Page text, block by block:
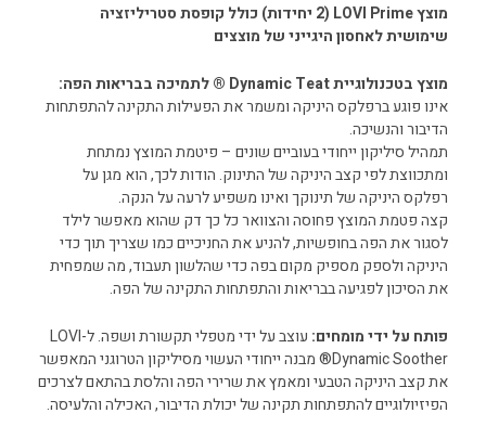
מוצץ LOVI Prime (2 יחידות) כולל קופסת סטריליזציה
שימושית לאחסון היגייני של מוצצים
מוצץ בטכנולוגיית Dynamic Teat ® לתמיכה בבריאות הפה:
אינו פוגע ברפלקס היניקה ומשמר את הפעילות התקינה להתפתחות
הדיבור והנשיכה.
תמהיל סיליקון ייחודי בעוביים שונים – פיטמת המוצץ נמתחת
ומתכווצת לפי קצב היניקה של התינוק. הודות לכך, הוא מגן על
רפלקס היניקה של תינוקך ואינו משפיע לרעה על הנקה.
קצה פטמת המוצץ פחוסה והצוואר כל כך דק שהוא מאפשר לילד
לסגור את הפה בחופשיות, להניע את החניכיים כמו שצריך תוך כדי
היניקה ולספק מספיק מקום בפה כדי שהלשון תעבוד, מה שמפחית
את הסיכון לפגיעה בבריאות והתפתחות התקינה של הפה.
פותח על ידי מומחים:
עוצב על ידי מטפלי תקשורת ושפה. ל-LOVI
Dynamic Soother® מבנה ייחודי העשוי מסיליקון הטרוגני המאפשר
את קצב היניקה הטבעי ומאמץ את שרירי הפה והלסת בהתאם לצרכים
הפיזיולוגיים להתפתחות תקינה של יכולת הדיבור, האכילה והלעיסה.